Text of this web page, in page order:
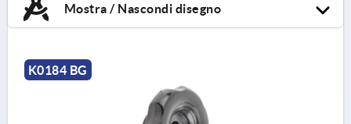
Mostra / Nascondi disegno
K0184 BG